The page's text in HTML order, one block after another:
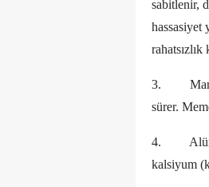
sabitlenir,
hassasiyet
rahatsızlık
3.
sürer.
4.
kalsiyum